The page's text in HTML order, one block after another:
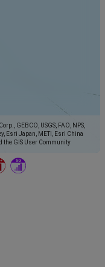
GEBCO, USGS, FAO, NPS,
Esri Japan, METI, Esri China
the GIS User Community